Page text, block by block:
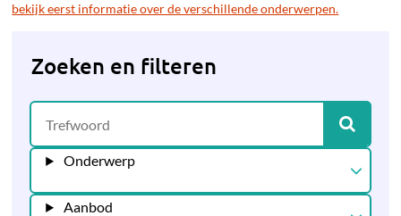
bekijk eerst informatie over de verschillende onderwerpen.
Zoeken en filteren
Onderwerp
Aanbod